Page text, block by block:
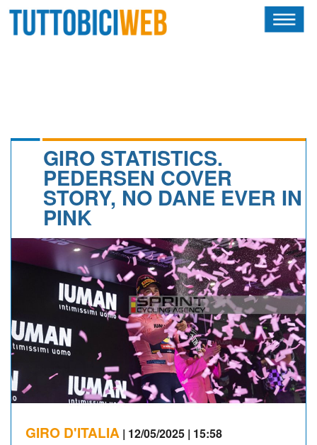
CALENDARIO
ALBI D'ORO
NEWSLETTER
GIRO STATISTICS.
PEDERSEN COVER
STORY, NO DANE EVER IN
PINK
GIRO D'ITALIA | 12/05/2025 | 15:58